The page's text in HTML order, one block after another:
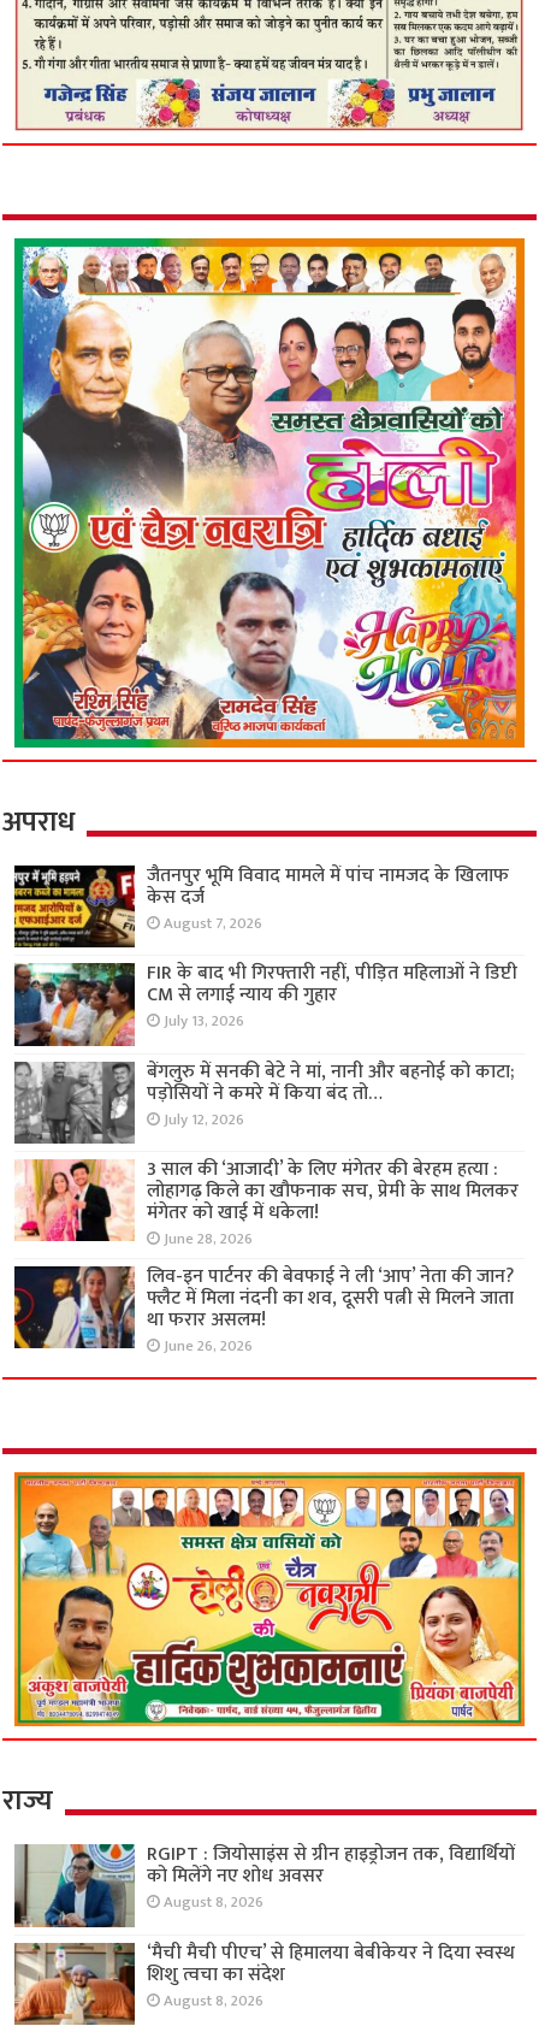
अपराध
जैतनपुर भूमि विवाद मामले में पांच नामजद के खिलाफ
केस दर्ज
August 7, 2026
FIR के बाद भी गिरफ्तारी नहीं, पीड़ित महिलाओं ने डिप्टी
CM से लगाई न्याय की गुहार
July 13, 2026
बेंगलुरु में सनकी बेटे ने मां, नानी और बहनोई को काटा;
पड़ोसियों ने कमरे में किया बंद तो…
July 12, 2026
3 साल की ‘आजादी’ के लिए मंगेतर की बेरहम हत्या :
लोहागढ़ किले का खौफनाक सच, प्रेमी के साथ मिलकर
मंगेतर को खाई में धकेला!
June 28, 2026
लिव-इन पार्टनर की बेवफाई ने ली ‘आप’ नेता की जान?
फ्लैट में मिला नंदनी का शव, दूसरी पत्नी से मिलने जाता
था फरार असलम!
June 26, 2026
राज्य
RGIPT : जियोसाइंस से ग्रीन हाइड्रोजन तक, विद्यार्थियों
को मिलेंगे नए शोध अवसर
August 8, 2026
‘मैची मैची पीएच’ से हिमालया बेबीकेयर ने दिया स्वस्थ
शिशु त्वचा का संदेश
August 8, 2026